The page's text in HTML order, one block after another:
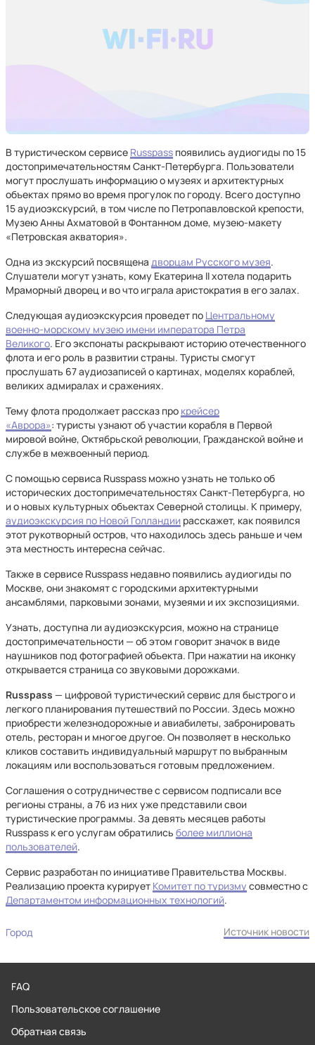
В туристическом сервисе Russpass появились аудиогиды по 15
достопримечательностям Санкт-Петербурга. Пользователи
могут прослушать информацию о музеях и архитектурных
объектах прямо во время прогулок по городу. Всего доступно
15 аудиоэкскурсий, в том числе по Петропавловской крепости,
Музею Анны Ахматовой в Фонтанном доме, музею-макету
«Петровская акватория».
Одна из экскурсий посвящена дворцам Русского музея.
Слушатели могут узнать, кому Екатерина II хотела подарить
Мраморный дворец и во что играла аристократия в его залах.
Следующая аудиоэкскурсия проведет по Центральному
военно-морскому музею имени императора Петра
Великого. Его экспонаты раскрывают историю отечественного
флота и его роль в развитии страны. Туристы смогут
прослушать 67 аудиозаписей о картинах, моделях кораблей,
великих адмиралах и сражениях.
Тему флота продолжает рассказ про крейсер
«Аврора»: туристы узнают об участии корабля в Первой
мировой войне, Октябрьской революции, Гражданской войне и
службе в межвоенный период.
С помощью сервиса Russpass можно узнать не только об
исторических достопримечательностях Санкт-Петербурга, но
и о новых культурных объектах Северной столицы. К примеру,
аудиоэкскурсия по Новой Голландии расскажет, как появился
этот рукотворный остров, что находилось здесь раньше и чем
эта местность интересна сейчас.
Также в сервисе Russpass недавно появились аудиогиды по
Москве, они знакомят с городскими архитектурными
ансамблями, парковыми зонами, музеями и их экспозициями.
Узнать, доступна ли аудиоэкскурсия, можно на странице
достопримечательности — об этом говорит значок в виде
наушников под фотографией объекта. При нажатии на иконку
открывается страница со звуковыми дорожками.
Russpass — цифровой туристический сервис для быстрого и
легкого планирования путешествий по России. Здесь можно
приобрести железнодорожные и авиабилеты, забронировать
отель, ресторан и многое другое. Он позволяет в несколько
кликов составить индивидуальный маршрут по выбранным
локациям или воспользоваться готовым предложением.
Соглашения о сотрудничестве с сервисом подписали все
регионы страны, а 76 из них уже представили свои
туристические программы. За девять месяцев работы
Russpass к его услугам обратились более миллиона
пользователей.
Сервис разработан по инициативе Правительства Москвы.
Реализацию проекта курирует Комитет по туризму совместно с
Департаментом информационных технологий.
Город Источник новости
FAQ
Пользовательское соглашение
Обратная связь